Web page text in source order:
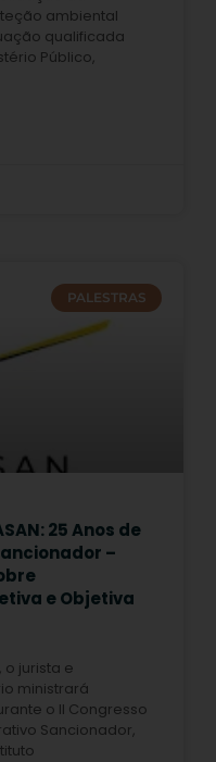
ambiental
qualificada
Público,
PALESTRAS
25 Anos de
–
e Objetiva
o jurista e
ministrará
o II Congresso
Sancionador,